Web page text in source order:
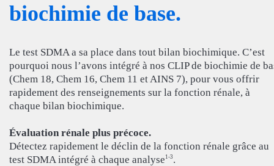
biochimie de base.
Le test SDMA a sa place dans tout bilan biochimique. C’est
pourquoi nous l’avons intégré à nos CLIP de biochimie de
(Chem 18, Chem 16, Chem 11 et AINS 7), pour vous offrir
rapidement des renseignements sur la fonction rénale, à
chaque bilan biochimique.
Évaluation rénale plus précoce.
Détectez rapidement le déclin de la fonction rénale grâce au
test SDMA intégré à chaque analyse 1-3 .